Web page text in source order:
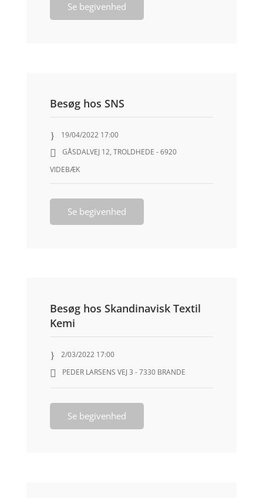
Se begivenhed
Besøg hos SNS
19/04/2022 17:00
GÅSDALVEJ 12, TROLDHEDE - 6920
VIDEBÆK
Se begivenhed
Besøg hos Skandinavisk Textil
Kemi
2/03/2022 17:00
PEDER LARSENS VEJ 3 - 7330 BRANDE
Se begivenhed